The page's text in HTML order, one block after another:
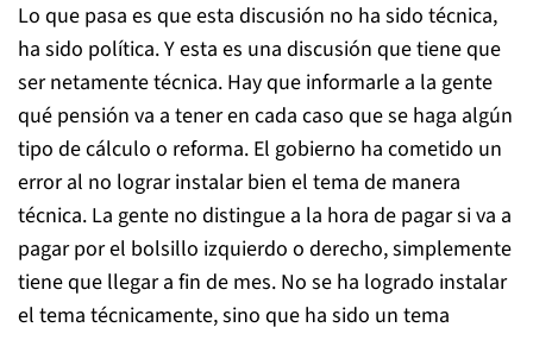
Lo que pasa es que esta discusión no ha sido técnica,
ha sido política. Y esta es una discusión que tiene que
ser netamente técnica. Hay que informarle a la gente
qué pensión va a tener en cada caso que se haga algún
tipo de cálculo o reforma. El gobierno ha cometido un
error al no lograr instalar bien el tema de manera
técnica. La gente no distingue a la hora de pagar si va a
pagar por el bolsillo izquierdo o derecho, simplemente
tiene que llegar a fin de mes. No se ha logrado instalar
el tema técnicamente, sino que ha sido un tema